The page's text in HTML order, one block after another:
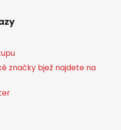
značky bjež najdete na